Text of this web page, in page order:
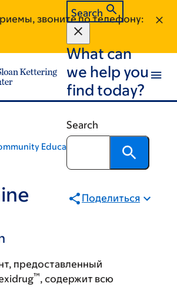
звоните по телефону:
Search
What can
we help you
find today?
Search
Education
Поделиться
предоставленный
™, содержит всю